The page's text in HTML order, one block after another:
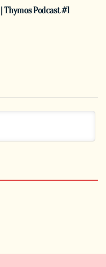
Thymos Podcast #1